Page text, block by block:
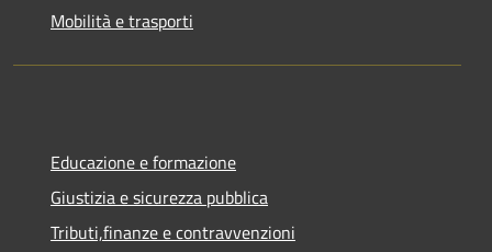
Mobilità e trasporti
Educazione e formazione
Giustizia e sicurezza pubblica
Tributi,finanze e contravvenzioni